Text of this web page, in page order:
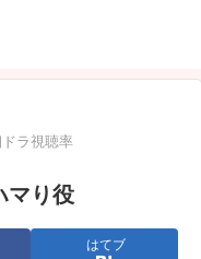
ラ視聴率
マり役
はてブ